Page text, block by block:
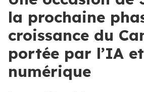
la prochaine
croissance du
portée par l’IA
numérique